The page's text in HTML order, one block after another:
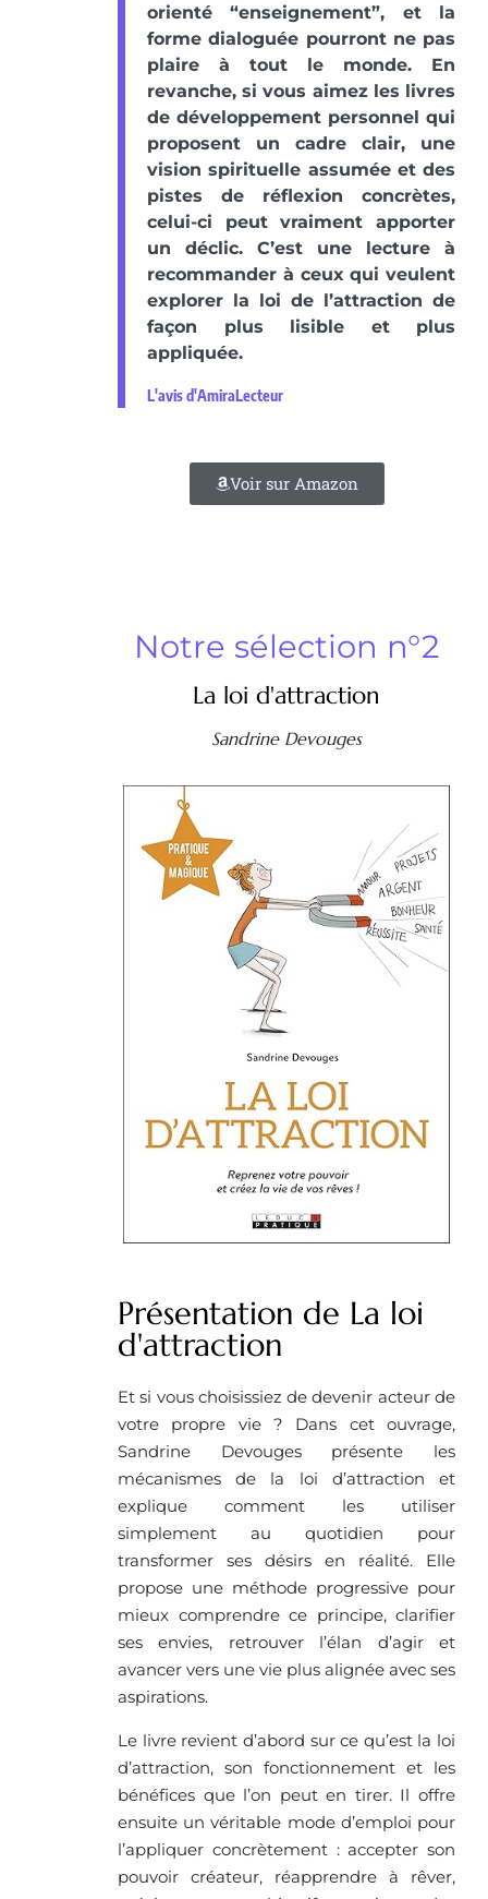
orienté “enseignement”, et la
forme dialoguée pourront ne pas
plaire à tout le monde. En
revanche, si vous aimez les livres
de développement personnel qui
proposent un cadre clair, une
vision spirituelle assumée et des
pistes de réflexion concrètes,
celui-ci peut vraiment apporter
un déclic. C’est une lecture à
recommander à ceux qui veulent
explorer la loi de l’attraction de
façon plus lisible et plus
appliquée.
L'avis d'AmiraLecteur
Voir sur Amazon
Notre sélection n°2
La loi d'attraction
Sandrine Devouges
Présentation de La loi
d'attraction
Et si vous choisissiez de devenir acteur de
votre propre vie ? Dans cet ouvrage,
Sandrine Devouges présente les
mécanismes de la loi d’attraction et
explique comment les utiliser
simplement au quotidien pour
transformer ses désirs en réalité. Elle
propose une méthode progressive pour
mieux comprendre ce principe, clarifier
ses envies, retrouver l’élan d’agir et
avancer vers une vie plus alignée avec ses
aspirations.
Le livre revient d’abord sur ce qu’est la loi
d’attraction, son fonctionnement et les
bénéfices que l’on peut en tirer. Il offre
ensuite un véritable mode d’emploi pour
l’appliquer concrètement : accepter son
pouvoir créateur, réapprendre à rêver,